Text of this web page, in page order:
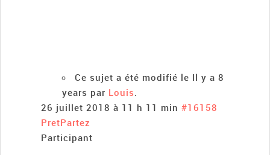
Ce sujet a été modifié le Il y a 8
years par Louis.
26 juillet 2018 à 11 h 11 min #16158
PretPartez
Participant